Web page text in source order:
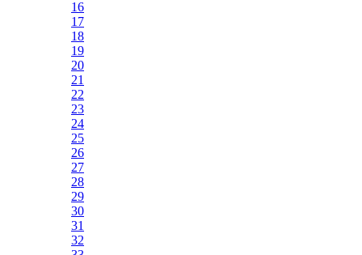
16
17
18
19
20
21
22
23
24
25
26
27
28
29
30
31
32